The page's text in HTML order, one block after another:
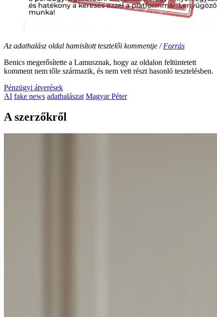
Az adathalász oldal hamisított tesztelői kommentje /Forrás
Benics megerősítette a Lamusznak, hogy az oldalon feltüntetett
komment nem tőle származik, és nem vett részt hasonló tesztelésben.
Pénzügyi átverések
AI fake news adathalászat Magyar Péter
A szerzőkről